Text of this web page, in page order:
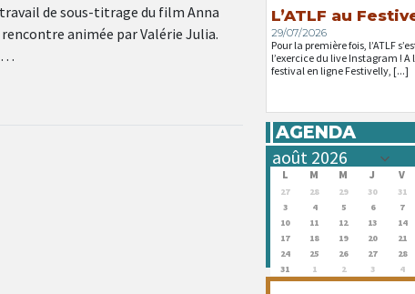
de sous-titrage du film Anna
animée par Valérie Julia.
…
L’ATLF au
29/07/2026
Pour la première fois, l’ATLF
l’exercice du live Instagram ! A
festival en ligne Festivelly, [...]
AGENDA
L M M J V
27 28 29 30 31
3
4 5 6 7
10
11 12 13 14
17
18 19 20 21
24
25 26 27 28
31
1 2 3 4